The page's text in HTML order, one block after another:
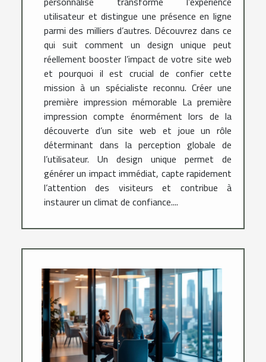
utilisateur et distingue une présence en ligne
parmi des milliers d’autres. Découvrez dans ce
qui suit comment un design unique peut
réellement booster l’impact de votre site web
et pourquoi il est crucial de confier cette
mission à un spécialiste reconnu. Créer une
première impression mémorable La première
impression compte énormément lors de la
découverte d’un site web et joue un rôle
déterminant dans la perception globale de
l’utilisateur. Un design unique permet de
générer un impact immédiat, capte rapidement
l’attention des visiteurs et contribue à
instaurer un climat de confiance....